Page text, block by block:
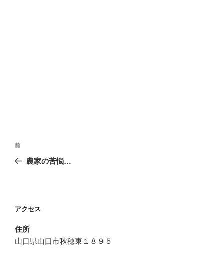
投
ー
シ
ョ
前
の
前
農家の苦悩…
アクセス
住所
山口県山口市秋穂東１８９５